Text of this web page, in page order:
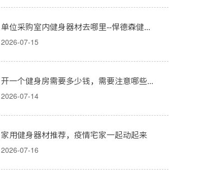
2026-07-15
2026-07-14
家用健身器材推荐，疫情宅家一起动起来
2026-07-16